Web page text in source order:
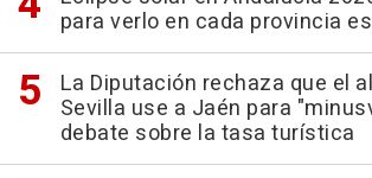
para verlo en cada provincia
La Diputación rechaza que el
Sevilla use a Jaén para
debate sobre la tasa turística